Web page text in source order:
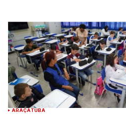
ARAÇATUBA